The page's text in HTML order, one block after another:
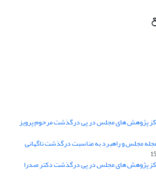
پژوهش های مجلس در پی درگذشت مرحوم پرویز
مجلس و راهبرد به مناسبت درگذشت ناگهانی
پژوهش های مجلس در پی درگذشت دکتر صدرا